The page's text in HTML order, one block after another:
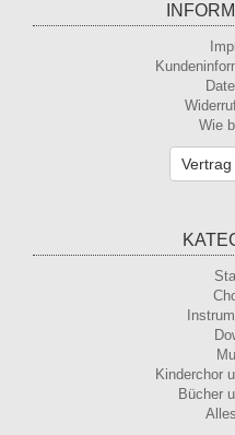
Wie
Kinderchor
Bücher